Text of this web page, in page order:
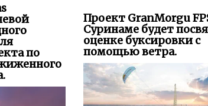
по
Проект GranMorgu
Суринаме будет
оценке буксировки с
помощью ветра.